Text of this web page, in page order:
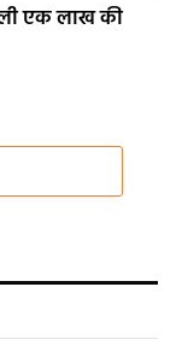
एक लाख की